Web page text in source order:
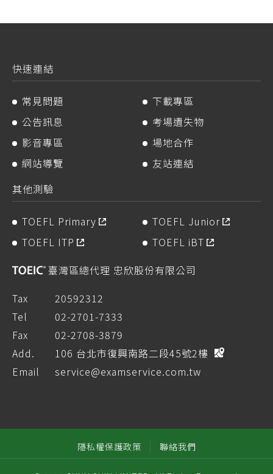
快速連結
常見問題
下載專區
公告訊息
考場遺失物
影音專區
場地合作
網站導覽
友站連結
其他測驗
TOEFL Primary
TOEFL Junior
TOEFL ITP
TOEFL iBT
臺灣區總代理 忠欣股份有限公司
Tax
20592312
Tel
02-2701-7333
Fax
02-2708-3879
Add.
106 台北市復興南路二段45號2樓
Email
service@examservice.com.tw
隱私權保護政策 聯絡我們